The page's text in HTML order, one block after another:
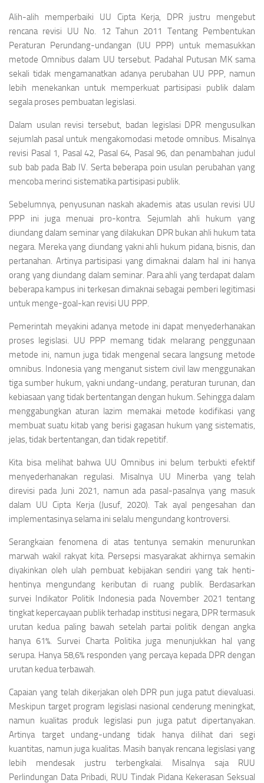
Alih-alih memperbaiki UU Cipta Kerja, DPR justru mengebut
rencana revisi UU No. 12 Tahun 2011 Tentang Pembentukan
Peraturan Perundang-undangan (UU PPP) untuk memasukkan
metode Omnibus dalam UU tersebut. Padahal Putusan MK sama
sekali tidak mengamanatkan adanya perubahan UU PPP, namun
lebih menekankan untuk memperkuat partisipasi publik dalam
segala proses pembuatan legislasi.
Dalam usulan revisi tersebut, badan legislasi DPR mengusulkan
sejumlah pasal untuk mengakomodasi metode omnibus. Misalnya
revisi Pasal 1, Pasal 42, Pasal 64, Pasal 96, dan penambahan judul
sub bab pada Bab IV. Serta beberapa poin usulan perubahan yang
mencoba merinci sistematika partisipasi publik.
Sebelumnya, penyusunan naskah akademis atas usulan revisi UU
PPP ini juga menuai pro-kontra. Sejumlah ahli hukum yang
diundang dalam seminar yang dilakukan DPR bukan ahli hukum tata
negara. Mereka yang diundang yakni ahli hukum pidana, bisnis, dan
pertanahan. Artinya partisipasi yang dimaknai dalam hal ini hanya
orang yang diundang dalam seminar. Para ahli yang terdapat dalam
beberapa kampus ini terkesan dimaknai sebagai pemberi legitimasi
untuk menge-goal-kan revisi UU PPP.
Pemerintah meyakini adanya metode ini dapat menyederhanakan
proses legislasi. UU PPP memang tidak melarang penggunaan
metode ini, namun juga tidak mengenal secara langsung metode
omnibus. Indonesia yang menganut sistem civil law menggunakan
tiga sumber hukum, yakni undang-undang, peraturan turunan, dan
kebiasaan yang tidak bertentangan dengan hukum. Sehingga dalam
menggabungkan aturan lazim memakai metode kodifikasi yang
membuat suatu kitab yang berisi gagasan hukum yang sistematis,
jelas, tidak bertentangan, dan tidak repetitif.
Kita bisa melihat bahwa UU Omnibus ini belum terbukti efektif
menyederhanakan regulasi. Misalnya UU Minerba yang telah
direvisi pada Juni 2021, namun ada pasal-pasalnya yang masuk
dalam UU Cipta Kerja (Jusuf, 2020). Tak ayal pengesahan dan
implementasinya selama ini selalu mengundang kontroversi.
Serangkaian fenomena di atas tentunya semakin menurunkan
marwah wakil rakyat kita. Persepsi masyarakat akhirnya semakin
diyakinkan oleh ulah pembuat kebijakan sendiri yang tak henti-
hentinya mengundang keributan di ruang publik. Berdasarkan
survei Indikator Politik Indonesia pada November 2021 tentang
tingkat kepercayaan publik terhadap institusi negara, DPR termasuk
urutan kedua paling bawah setelah partai politik dengan angka
hanya 61%. Survei Charta Politika juga menunjukkan hal yang
serupa. Hanya 58,6% responden yang percaya kepada DPR dengan
urutan kedua terbawah.
Capaian yang telah dikerjakan oleh DPR pun juga patut dievaluasi.
Meskipun target program legislasi nasional cenderung meningkat,
namun kualitas produk legislasi pun juga patut dipertanyakan.
Artinya target undang-undang tidak hanya dilihat dari segi
kuantitas, namun juga kualitas. Masih banyak rencana legislasi yang
lebih mendesak justru terbengkalai. Misalnya saja RUU
Perlindungan Data Pribadi, RUU Tindak Pidana Kekerasan Seksual